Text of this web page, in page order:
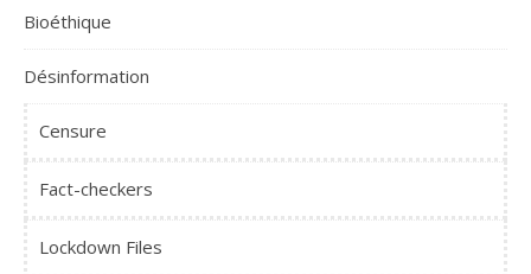
Bioéthique
Désinformation
Censure
Fact-checkers
Lockdown Files